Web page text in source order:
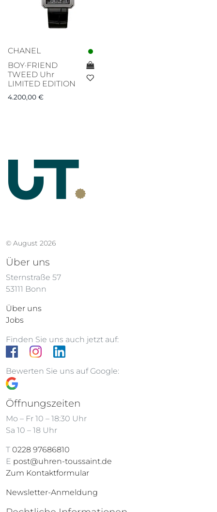
CHANEL
BOY·FRIEND
TWEED Uhr
LIMITED EDITION
4.200,00 €
© August 2026
Über uns
Sternstraße 57
53111 Bonn
Über uns
Jobs
Finden Sie uns auch jetzt auf:
Bewerten Sie uns auf Google:
Öffnungszeiten
Mo – Fr 10 – 18:30 Uhr
Sa 10 – 18 Uhr
T 0228 97686810
E post@uhren-toussaint.de
Zum Kontaktformular
Newsletter-Anmeldung